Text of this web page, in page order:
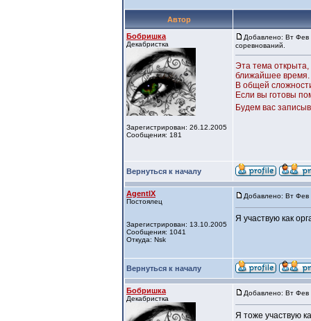
Автор
Бобришка
Декабристка
Зарегистрирован: 26.12.2005
Сообщения: 181
Добавлено: Вт Фев
соревнований.
Эта тема открыта,
ближайшее время.
В общей
Если вы готовы
Будем вас
Вернуться к началу
AgentIX
Постоялец
Зарегистрирован: 13.10.2005
Сообщения: 1041
Откуда: Nsk
Добавлено: Вт Фев
Я участвую как
Вернуться к началу
Бобришка
Декабристка
Добавлено: Вт Фев
Я тоже участвую